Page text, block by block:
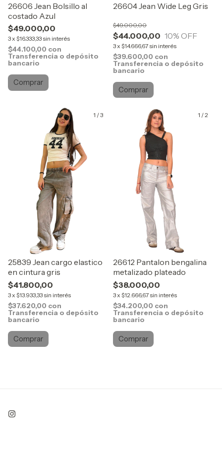
26606 Jean Bolsillo al
costado Azul
$49.000,00
3x $16.333,33 sin interés
$44.100,00 con
Transferencia o depósito
bancario
Comprar
26604 Jean Wide Leg Gris
$44.000,00
$49.000,00
10% OFF
3 x $14.666,67 sin interés
$39.600,00 con
Transferencia o depósito
bancario
Comprar
1 /3
25839 Jean cargo elastico
en cintura gris
$41.800,00
3x $13.933,33 sin interés
$37.620,00 con
Transferencia o depósito
bancario
Comprar
1 /2
26612 Pantalon bengalina
metalizado plateado
$38.000,00
3x $12.666,67 sin interés
$34.200,00 con
Transferencia o depósito
bancario
Comprar